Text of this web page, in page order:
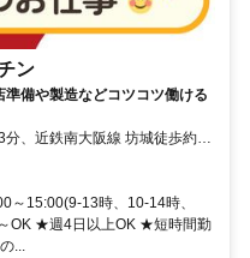
ン
備や製造などコツコツ働ける
、近鉄南大阪線 坊城徒歩約14
約15分
～15:00(9-13時、10-14時、
OK ★週4日以上OK ★短時間勤
...